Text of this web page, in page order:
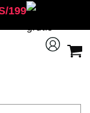
199